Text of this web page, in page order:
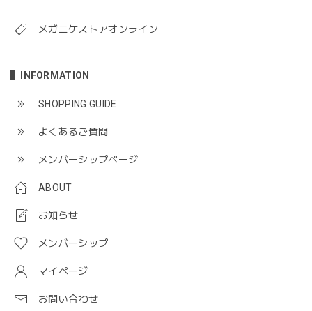
メガニケストアオンライン
INFORMATION
SHOPPING GUIDE
よくあるご質問
メンバーシップページ
ABOUT
お知らせ
メンバーシップ
マイページ
お問い合わせ